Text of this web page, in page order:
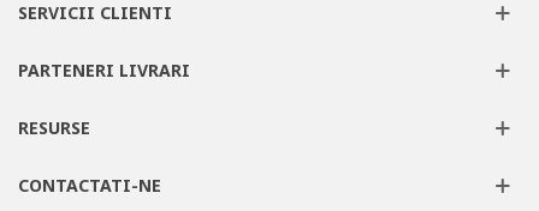
SERVICII CLIENTI
PARTENERI LIVRARI
RESURSE
CONTACTATI-NE